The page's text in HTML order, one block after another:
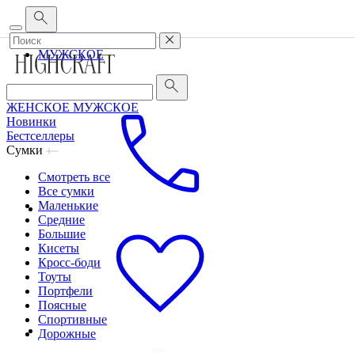
Корпоративным клиентам
ЖЕНСКОЕ
МУЖСКОЕ
ЖЕНСКОЕ МУЖСКОЕ
Новинки
Бестселлеры
Сумки
Смотреть все
Все сумки
Маленькие
Средние
Большие
Кисеты
Кросс-боди
Тоуты
Портфели
Поясные
Спортивные
Дорожные